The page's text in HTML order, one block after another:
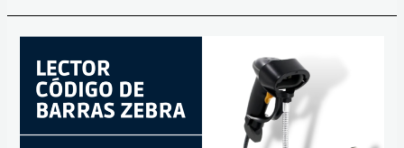
COLOCAR
QUITAR
CABLE